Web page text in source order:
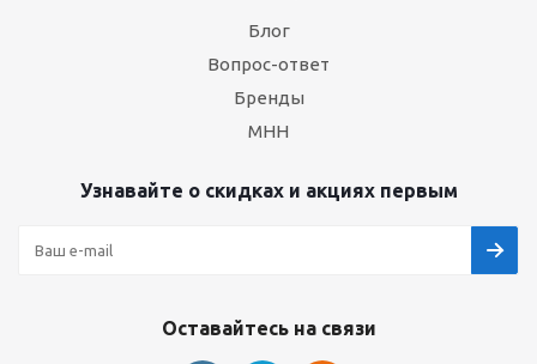
Блог
Вопрос-ответ
Бренды
МНН
Узнавайте о скидках и акциях первым
Оставайтесь на связи